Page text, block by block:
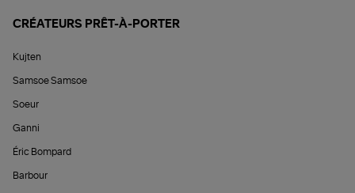
CRÉATEURS PRÊT-À-PORTER
Kujten
Samsoe Samsoe
Soeur
Ganni
Éric Bompard
Barbour